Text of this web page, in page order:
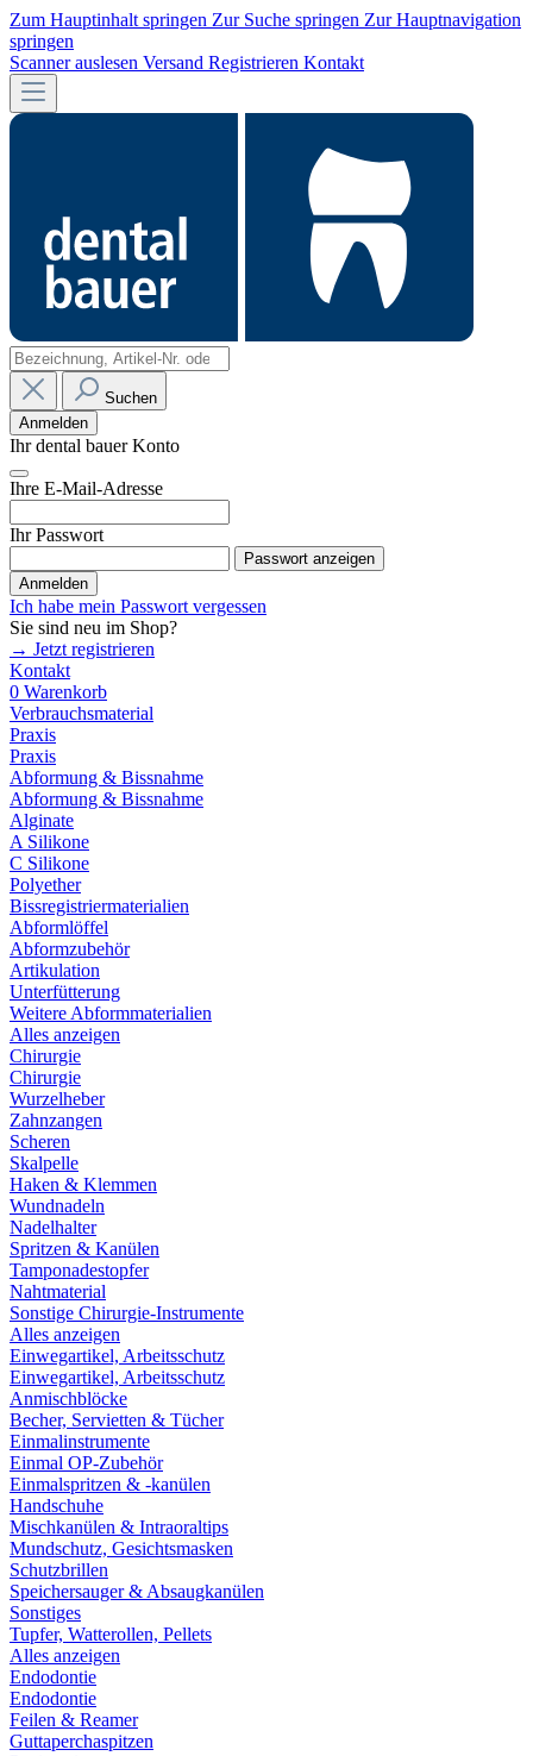
Zum Hauptinhalt springen Zur Suche springen Zur Hauptnavigation
springen
Scanner auslesen Versand Registrieren Kontakt
Suchen
Anmelden
Ihr dental bauer Konto
Ihre E-Mail-Adresse
Ihr Passwort
Passwort anzeigen
Anmelden
Ich habe mein Passwort vergessen
Sie sind neu im Shop?
→ Jetzt registrieren
Kontakt
0 Warenkorb
Verbrauchsmaterial
Praxis
Praxis
Abformung & Bissnahme
Abformung & Bissnahme
Alginate
A Silikone
C Silikone
Polyether
Bissregistriermaterialien
Abformlöffel
Abformzubehör
Artikulation
Unterfütterung
Weitere Abformmaterialien
Alles anzeigen
Chirurgie
Chirurgie
Wurzelheber
Zahnzangen
Scheren
Skalpelle
Haken & Klemmen
Wundnadeln
Nadelhalter
Spritzen & Kanülen
Tamponadestopfer
Nahtmaterial
Sonstige Chirurgie-Instrumente
Alles anzeigen
Einwegartikel, Arbeitsschutz
Einwegartikel, Arbeitsschutz
Anmischblöcke
Becher, Servietten & Tücher
Einmalinstrumente
Einmal OP-Zubehör
Einmalspritzen & -kanülen
Handschuhe
Mischkanülen & Intraoraltips
Mundschutz, Gesichtsmasken
Schutzbrillen
Speichersauger & Absaugkanülen
Sonstiges
Tupfer, Watterollen, Pellets
Alles anzeigen
Endodontie
Endodontie
Feilen & Reamer
Guttaperchaspitzen